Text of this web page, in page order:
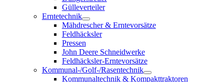
Gülleverteiler
Erntetechnik
Mähdrescher & Erntevorsätze
Feldhäcksler
Pressen
John Deere Schneidwerke
Feldhäcksler-Erntevorsätze
Kommunal-/Golf-/Rasentechnik
Kommunaltechnik & Kompakttraktoren